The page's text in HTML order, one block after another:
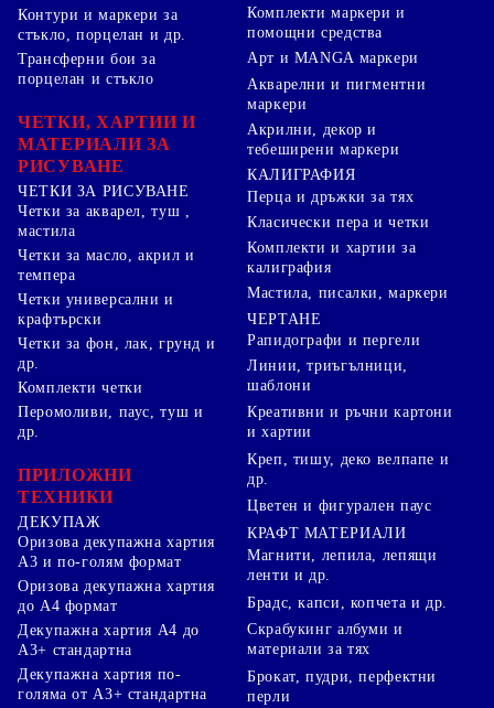
Контури и маркери за
стъкло, порцелан и др.
Трансферни бои за
порцелан и стъкло
ЧЕТКИ, ХАРТИИ И
МАТЕРИАЛИ ЗА
РИСУВАНЕ
ЧЕТКИ ЗА РИСУВАНЕ
Четки за акварел, туш ,
мастила
Четки за масло, акрил и
темпера
Четки универсални и
крафтърски
Четки за фон, лак, грунд и
др.
Комплекти четки
Комплекти маркери и
помощни средства
Арт и MANGA маркери
Акварелни и пигментни
маркери
Акрилни, декор и
тебеширени маркери
КАЛИГРАФИЯ
Перца и дръжки за тях
Класически пера и четки
Комплекти и хартии за
калиграфия
Мастила, писалки, маркери
ЧЕРТАНЕ
Рапидографи и пергели
Линии, триъгълници,
шаблони
Перомоливи, паус, туш и
др.
ПРИЛОЖНИ
ТЕХНИКИ
ДЕКУПАЖ
Оризова декупажна хартия
А3 и по-голям формат
Оризова декупажна хартия
до А4 формат
Декупажна хартия А4 до
А3+ стандартна
Декупажна хартия по-
голяма от А3+ стандартна
Креативни и ръчни картони
и хартии
Креп, тишу, деко велпапе и
др.
Цветен и фигурален паус
КРАФТ МАТЕРИАЛИ
Магнити, лепила, лепящи
ленти и др.
Брадс, капси, копчета и др.
Скрабукинг албуми и
материали за тях
Брокат, пудри, перфектни
перли